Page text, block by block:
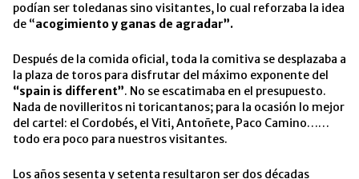
podían ser toledanas sino visitantes, lo cual reforzaba la idea
de “acogimiento y ganas de agradar”.
Después de la comida oficial, toda la comitiva se desplazaba a
la plaza de toros para disfrutar del máximo exponente del
“spain is different”. No se escatimaba en el presupuesto.
Nada de novilleritos ni toricantanos; para la ocasión lo mejor
del cartel: el Cordobés, el Viti, Antoñete, Paco Camino……
todo era poco para nuestros visitantes.
Los años sesenta y setenta resultaron ser dos décadas